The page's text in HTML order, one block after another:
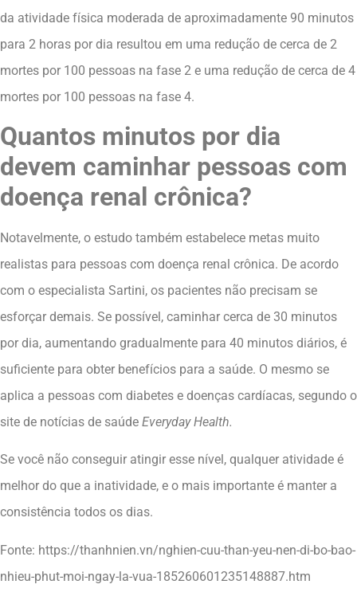
da atividade física moderada de aproximadamente 90 minutos
para 2 horas por dia resultou em uma redução de cerca de 2
mortes por 100 pessoas na fase 2 e uma redução de cerca de 4
mortes por 100 pessoas na fase 4.
Quantos minutos por dia
devem caminhar pessoas com
doença renal crônica?
Notavelmente, o estudo também estabelece metas muito
realistas para pessoas com doença renal crônica. De acordo
com o especialista Sartini, os pacientes não precisam se
esforçar demais. Se possível, caminhar cerca de 30 minutos
por dia, aumentando gradualmente para 40 minutos diários, é
suficiente para obter benefícios para a saúde. O mesmo se
aplica a pessoas com diabetes e doenças cardíacas, segundo o
site de notícias de saúde Everyday Health.
Se você não conseguir atingir esse nível, qualquer atividade é
melhor do que a inatividade, e o mais importante é manter a
consistência todos os dias.
Fonte: https://thanhnien.vn/nghien-cuu-than-yeu-nen-di-bo-bao-
nhieu-phut-moi-ngay-la-vua-185260601235148887.htm